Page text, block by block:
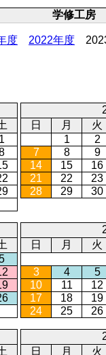
学修工房
度 2022年度
1
日
月 火
1
2
7
8 9
14
15 16
21
22 23
28
29 30
日
月 火
3
4 5
10
11 12
17
18 19
24
25 26
日
月 火